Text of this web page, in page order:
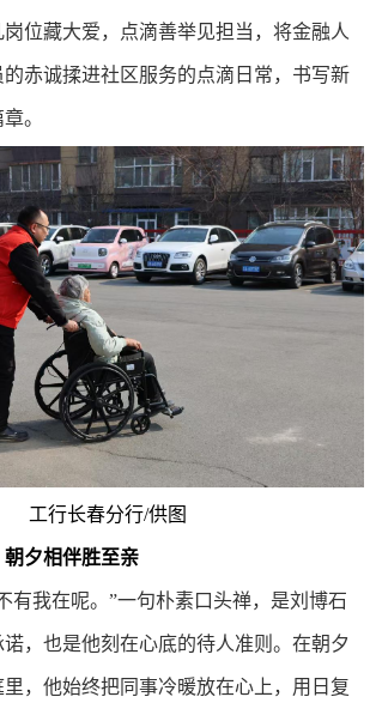
位藏大爱，点滴善举见担当，将金融人
赤诚揉进社区服务的点滴日常，书写新
。
工行长春分行/供图
夕相伴胜至亲
我在呢。”一句朴素口头禅，是刘博石
，也是他刻在心底的待人准则。在朝夕
，他始终把同事冷暖放在心上，用日复